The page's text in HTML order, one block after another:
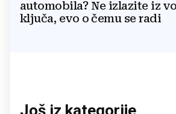
automobila? Ne izlazite iz
ključa, evo o čemu se radi